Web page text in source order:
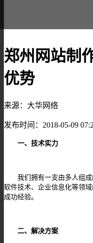
郑州网站制
优势
来源：大华网络
发布时间：2018-05-09
一、技术实力
我们拥有一支由多人组
软件技术、企业信息化等领
成功经验。
二、解决方案